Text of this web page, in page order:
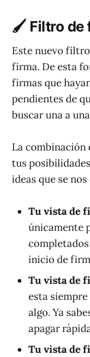
🖌 Filtro de
Este nuevo
firma. De esta
firmas que
pendientes de
buscar una a
La combinación
tus
ideas que se
Tu vista de
únicamente
inicio de
Tu vista de
esta
algo. Ya
apagar
Tu vista de